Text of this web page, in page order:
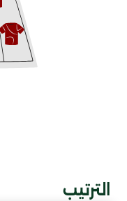
الترتيب